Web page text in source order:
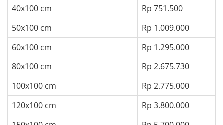
40x100 cm
Rp 751.500
50x100 cm
Rp 1.009.000
60x100 cm
Rp 1.295.000
80x100 cm
Rp 2.675.730
100x100 cm
Rp 2.775.000
120x100 cm
Rp 3.800.000